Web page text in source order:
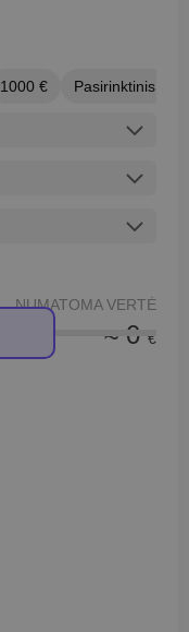
1000 € Pasirinktinis
NUMATOMA VERTĖ
≈ 0 €